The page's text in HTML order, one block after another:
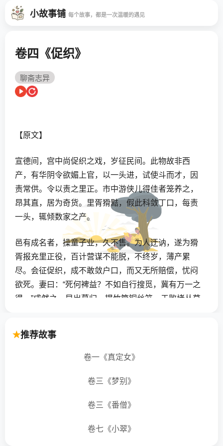
小故事铺 每个故事，都是一次温暖的遇见
卷四《促织》
聊斋志异
【原文】
宣德间，宫中尚促织之戏，岁征民间。此物故非西
产，有华阴令欲媚上官，以一头进，试使斗而才，因
责常供。令以责之里正。市中游侠儿得佳者笼养之，
昂其直，居为奇货。里胥猾黠，假此科敛丁口，每责
一头，辄倾数家之产。
邑有成名者，操童子业，久不售。为人迂讷，遂为猾
胥报充里正役，百计营谋不能脱，不终岁，薄产累
尽。会征促织，成不敢敛户口，而又无所赔偿，忧闷
欲死。妻曰：“死何裨益？不如自行搜觅，冀有万一之
得。”成然之。早出暮归，提竹筒铜丝笼，于败堵丛草
间脓血流离，并虫亦不能行捉矣。转侧床头，惟思自
时村中来一驼背巫，能以神卜。成妻具赀诣问，见红
几。问者爇香于鼎，再拜。巫从傍望空代祝，唇吻翕
推荐故事
卷一《真定女》
卷三《梦别》
卷三《番僧》
卷七《小翠》